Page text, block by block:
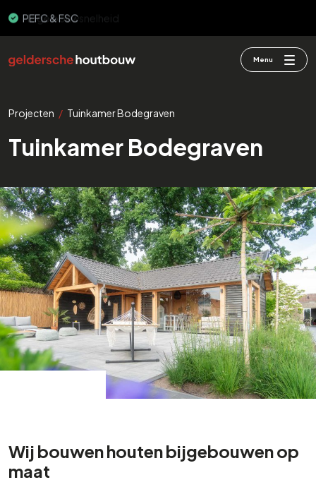
PEFC & FSC
Menu
Projecten / Tuinkamer Bodegraven
Tuinkamer Bodegraven
Wij bouwen houten bijgebouwen op
maat